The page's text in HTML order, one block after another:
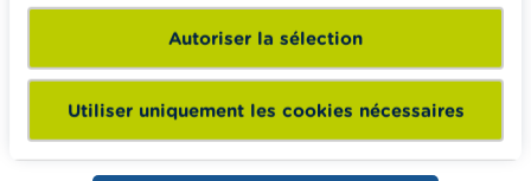
Autoriser la sélection
Utiliser uniquement les cookies nécessaires
Vous connecter C'est gratuit !